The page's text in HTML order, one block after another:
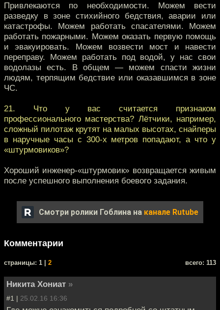
Привлекаются по необходимости. Можем вести
разведку в зоне стихийного бедствия, аварии или
катастрофы. Можем работать спасателями. Можем
работать пожарными. Можем оказать первую помощь
и эвакуировать. Можем возвести мост и навести
переправу. Можем работать под водой, у нас свои
водолазы есть. В общем — можем спасти жизни
людям, терпящим бедствие или оказавшимся в зоне
ЧС.
21. Что у вас считается признаком
профессионального мастерства? Лётчики, например,
сложный пилотаж крутят на малых высотах, снайперы
в наручные часы с 300-х метров попадают, а что у
«штурмовиков»?
Хороший инженер-«штурмовик» возвращается живым
после успешного выполнения боевого задания.
Смотри ролики Гоблина на канале Rutube
Комментарии
cтраницы: 1 | 2 всего: 113
Никита Хониат »
#1 | 25.02.16 16:36